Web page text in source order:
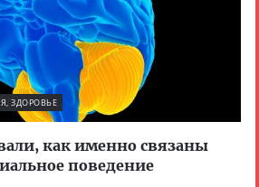
ЗДОРОВЬЕ
как именно связаны
поведение